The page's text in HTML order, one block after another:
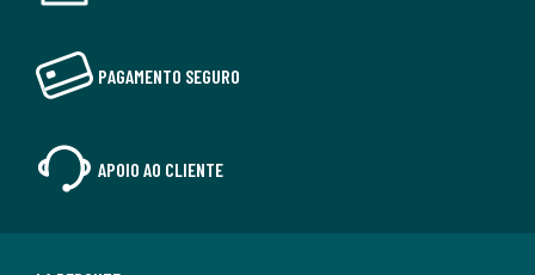
PAGAMENTO SEGURO
APOIO AO CLIENTE